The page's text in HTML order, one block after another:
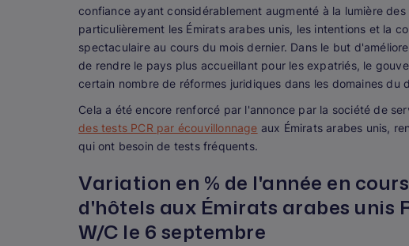
confiance ayant considérablement augmenté à la lumière
particulièrement les Émirats arabes unis, les intentions et la
spectaculaire au cours du mois dernier. Dans le but
de rendre le pays plus accueillant pour les expatriés, le
certain nombre de réformes juridiques dans les domaines
Cela a été encore renforcé par l'annonce par la société de
des tests PCR par écouvillonnage aux Émirats arabes unis,
qui ont besoin de tests fréquents.
Variation en % de l'année en
d'hôtels aux Émirats arabes unis
W/C le 6 septembre